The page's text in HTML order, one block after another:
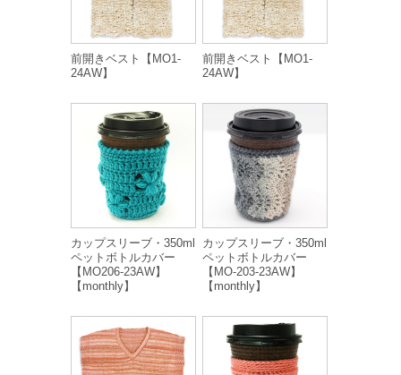
前開きベスト【MO1-
24AW】
前開きベスト【MO1-
24AW】
カップスリーブ・350ml
ペットボトルカバー
【MO206-23AW】
【monthly】
カップスリーブ・350ml
ペットボトルカバー
【MO-203-23AW】
【monthly】